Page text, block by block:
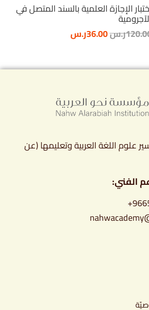
الإجازة العلمية بالسند المتصل في
علوم اللغة العربية وتعليمها (عن
الفني: